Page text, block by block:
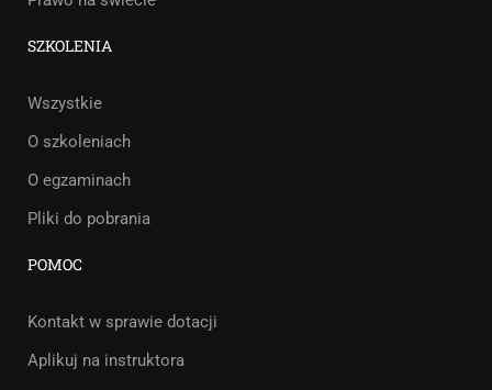
SZKOLENIA
Wszystkie
O szkoleniach
O egzaminach
Pliki do pobrania
POMOC
Kontakt w sprawie dotacji
Aplikuj na instruktora